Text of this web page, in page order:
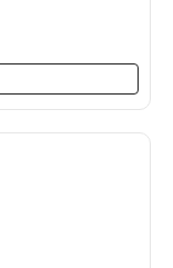
1.2
1.2
2.0 2
2.0
2.0
2.0